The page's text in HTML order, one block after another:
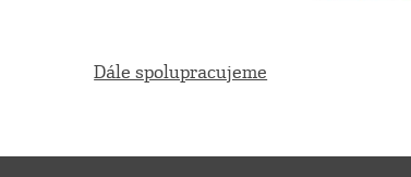
Dále spolupracujeme